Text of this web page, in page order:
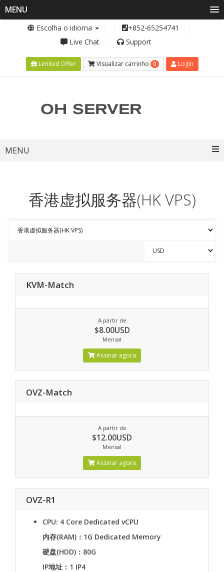
MENU
Escolha o idioma
+852-65254741
Live Chat
Support
Limited Offer Visualizar carrinho 0 Login
MENU
香港虚拟服务器(HK VPS)
KVM-Match
A partir de
$8.00USD
Mensal
Assinar agora
OVZ-Match
A partir de
$12.00USD
Mensal
Assinar agora
OVZ-R1
CPU: 4 Core Dedicated vCPU
内存(RAM)：1G Dedicated Memory
硬盘(HDD)：80G
IP地址：1 IP4